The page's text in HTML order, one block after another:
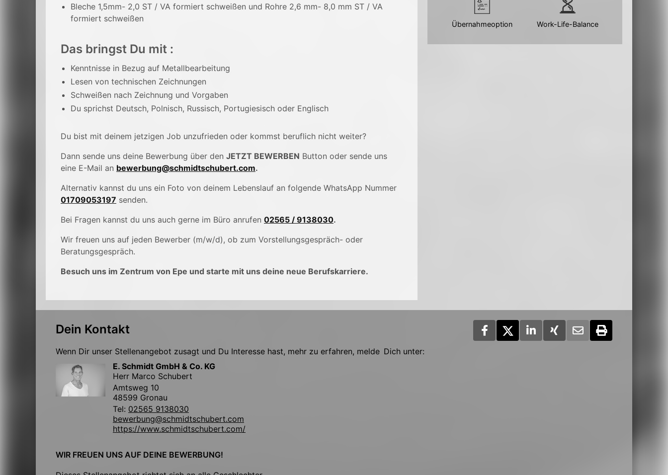
Bleche 1,5mm- 2,0 ST / VA formiert schweißen und Rohre 2,6 mm- 8,0 mm ST / VA
formiert schweißen
Das bringst Du mit :
Kenntnisse in Bezug auf Metallbearbeitung
Lesen von technischen Zeichnungen
Schweißen nach Zeichnung und Vorgaben
Du sprichst Deutsch, Polnisch, Russisch, Portugiesisch oder Englisch
Du bist mit deinem jetzigen Job unzufrieden oder kommst beruflich nicht weiter?
Dann sende uns deine Bewerbung über den JETZT BEWERBEN Button oder sende uns
eine E-Mail an bewerbung@schmidtschubert.com.
Alternativ kannst du uns ein Foto von deinem Lebenslauf an folgende WhatsApp Nummer
01709053197 senden.
Bei Fragen kannst du uns auch gerne im Büro anrufen 02565 / 9138030.
Wir freuen uns auf jeden Bewerber (m/w/d), ob zum Vorstellungsgespräch- oder
Beratungsgespräch.
Besuch uns im Zentrum von Epe und starte mit uns deine neue Berufskarriere.
Übernahmeoption Work-Life-Balance
Dein Kontakt
Wenn Dir unser Stellenangebot zusagt und Du Interesse hast, mehr zu erfahren, melde Dich unter:
E. Schmidt GmbH & Co. KG
Herr Marco Schubert
Amtsweg 10
48599 Gronau
Tel: 02565 9138030
bewerbung@schmidtschubert.com
https://www.schmidtschubert.com/
WIR FREUEN UNS AUF DEINE BEWERBUNG!